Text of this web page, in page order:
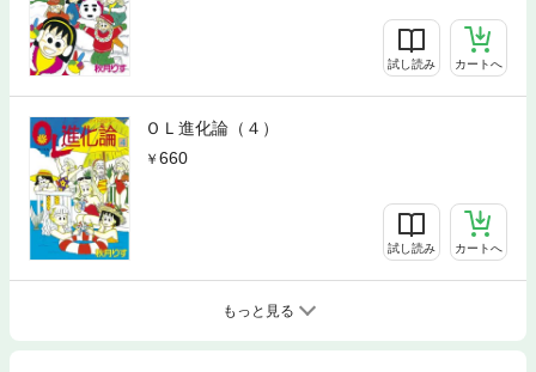
試し読み カートへ
ＯＬ進化論（４）
660
試し読み カートへ
もっと見る